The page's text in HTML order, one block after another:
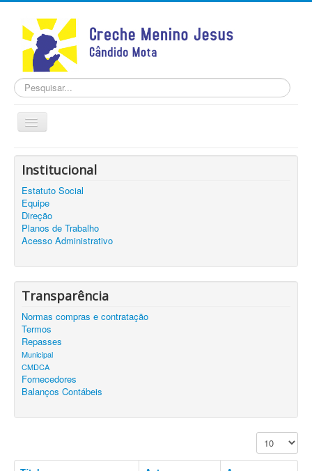
Pesquisar...
Alternar
Navegação
Home
INSTITUCIONAL
TRANSPARÊNCIA
Notícias
Contato
Institucional
Estatuto Social
Equipe
Direção
Planos de Trabalho
Acesso Administrativo
Transparência
Normas compras e contratação
Termos
Repasses
Municipal
CMDCA
Fornecedores
Balanços Contábeis
Exibir #